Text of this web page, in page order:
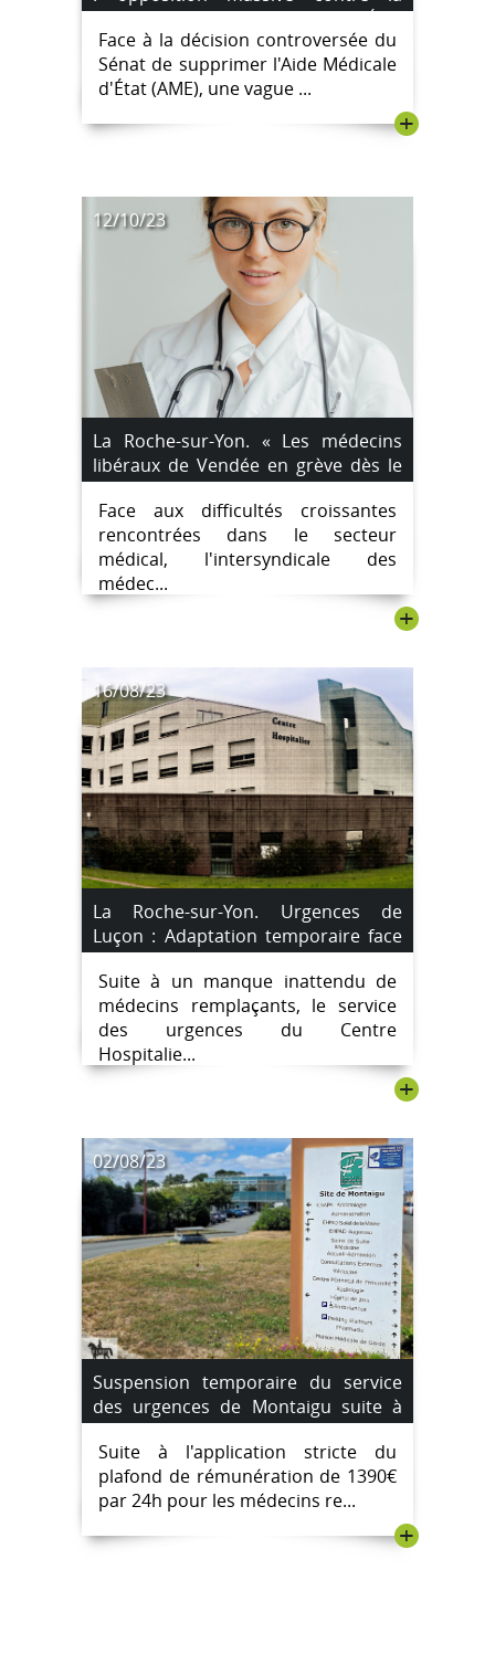
suppression de l’Aide Médicale d’État
Face à la décision controversée du
Sénat de supprimer l'Aide Médicale
d'État (AME), une vague ...
+
12/10/23
La Roche-sur-Yon. « Les médecins
libéraux de Vendée en grève dès le
vendredi 13 octobre »
Face aux difficultés croissantes
rencontrées dans le secteur
médical, l'intersyndicale des
médec...
+
16/08/23
La Roche-sur-Yon. Urgences de
Luçon : Adaptation temporaire face
au manque de médecins
remplaçants.
Suite à un manque inattendu de
médecins remplaçants, le service
des urgences du Centre
Hospitalie...
+
02/08/23
Suspension temporaire du service
des urgences de Montaigu suite à
une pénurie de médecins
remplaçants. du 4 août au 7 août
2023.
Suite à l'application stricte du
plafond de rémunération de 1390€
par 24h pour les médecins re...
+